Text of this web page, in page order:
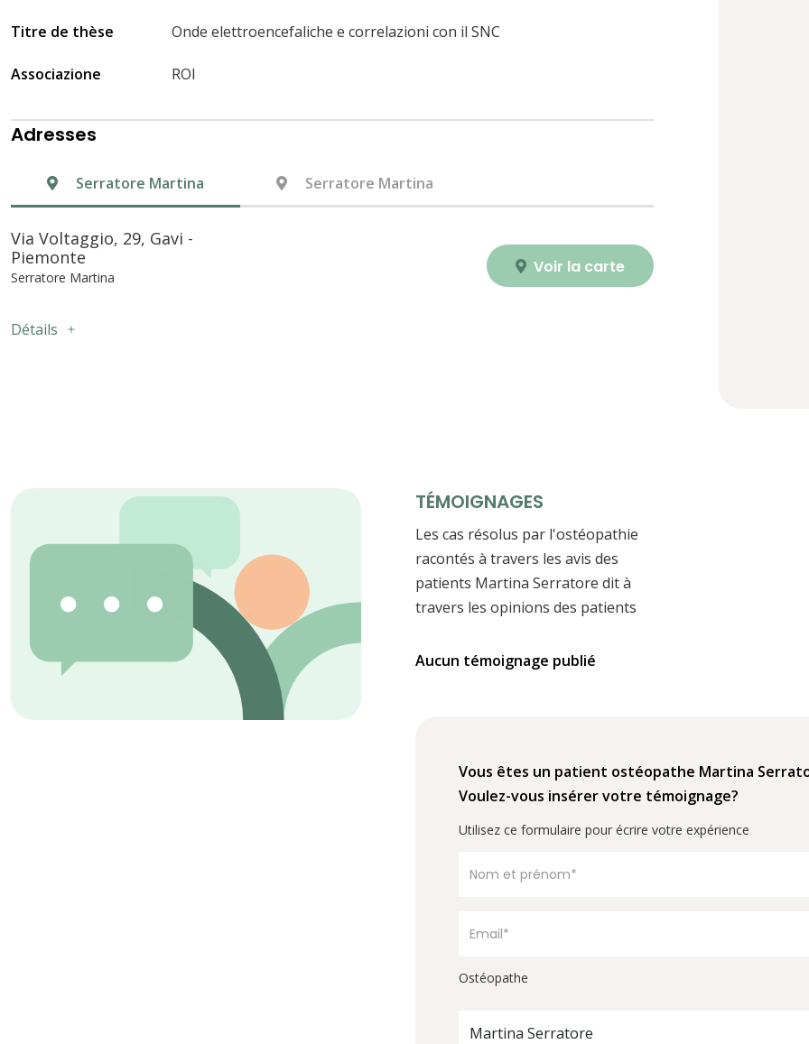
Titre de thèse Onde elettroencefaliche e correlazioni con il SNC
Associazione ROI
Adresses
Serratore Martina Serratore Martina
Via Voltaggio, 29, Gavi -
Piemonte
Serratore Martina Voir la carte
Détails
TÉMOIGNAGES
Les cas résolus par l'ostéopathie
racontés à travers les avis des
patients Martina Serratore dit à
travers les opinions des patients
Aucun témoignage publié
Vous êtes un patient ostéopathe Martina
Voulez-vous insérer votre témoignage?
Utilisez ce formulaire pour écrire votre expérience
Ostéopathe
Martina Serratore